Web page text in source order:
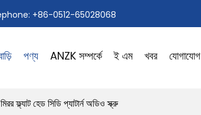
+86-0512-65028068
পণ্য ANZK সম্পর্কে ই এম খবর যোগাযোগ
ফ্ল্যাট হেড সিডি প্যাটার্ন অডিও স্ক্রু